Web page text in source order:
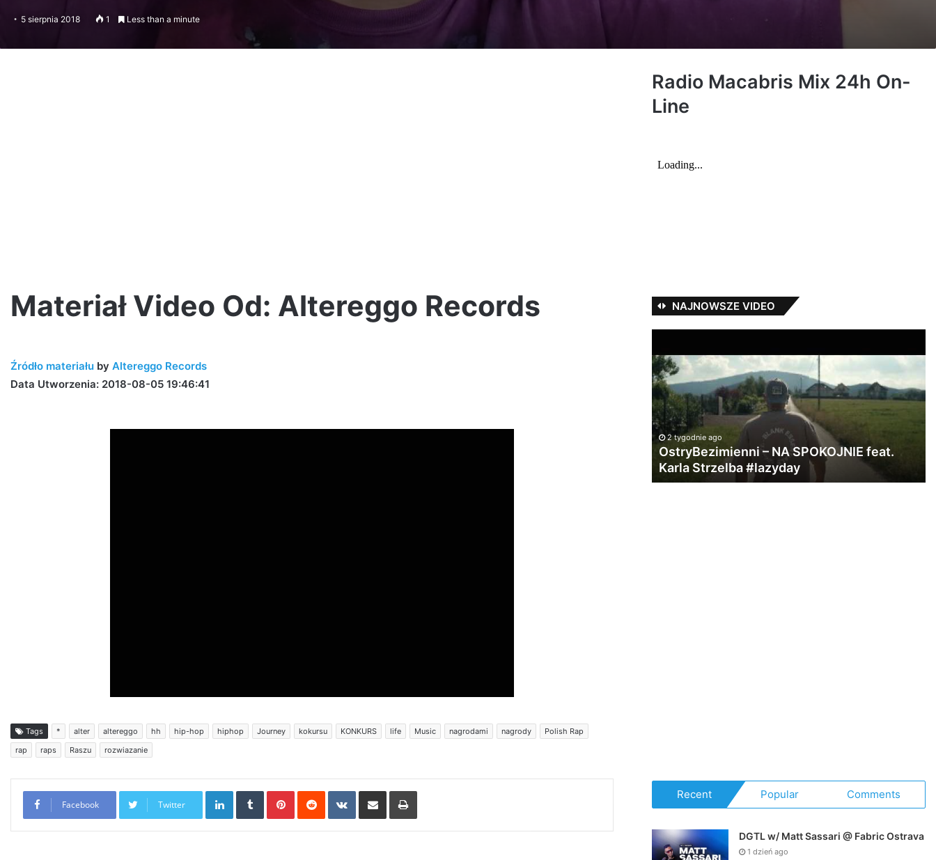
5 sierpnia 2018 1 Less than a minute
Materiał Video Od: Altereggo Records
Źródło materiału by Altereggo Records
Data Utworzenia: 2018-08-05 19:46:41
Tags * alter altereggo hh hip-hop hiphop Journey kokursu KONKURS life Music nagrodami nagrody
Polish Rap
rap
raps Raszu rozwiazanie
Facebook Twitter
LinkedInTumblrPinterestReddit VKontakte
Share via Email Print
Radio Macabris Mix 24h On-
Line
NAJNOWSZE VIDEO
–
Trash
NA
SPOKOJNIE
feat.
Karla
Strzelba
#lazyday
2 tygodnie ago
OstryBezimienni – NA SPOKOJNIE feat.
Karla Strzelba #lazyday
ft.
Recent Popular Comments
DGTL w/ Matt Sassari @ Fabric Ostrava
1 dzień ago